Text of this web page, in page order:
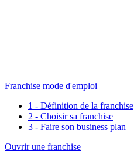
Franchise mode d'emploi
1 - Définition de la franchise
2 - Choisir sa franchise
3 - Faire son business plan
Ouvrir une franchise